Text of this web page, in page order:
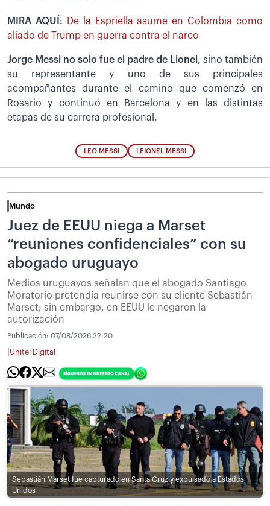
MIRA AQUÍ:
De la Espriella asume en Colombia como
aliado de Trump en guerra contra el narco
Jorge Messi no solo fue el padre de Lionel, sino también
su representante y uno de sus principales
acompañantes durante el camino que comenzó en
Rosario y continuó en Barcelona y en las distintas
etapas de su carrera profesional.
LEO MESSI LEIONEL MESSI
Mundo
Juez de EEUU niega a Marset
“reuniones confidenciales” con su
abogado uruguayo
Medios uruguayos señalan que el abogado Santiago
Moratorio pretendía reunirse con su cliente Sebastián
Marset; sin embargo, en EEUU le negaron la
autorización
Publicación: 07/08/2026 22:20
Unitel Digital
Sebastián Marset fue capturado en Santa Cruz y expulsado a Estados
Unidos